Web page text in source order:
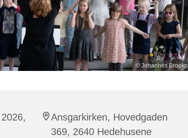
© Johannes Brooks
Ansgarkirken, Hovedgaden
369, 2640 Hedehusene